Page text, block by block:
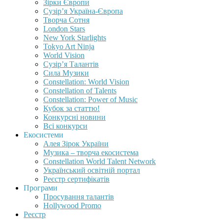
Зірки Європи
Сузір’я Україна-Європа
Творча Сотня
London Stars
New York Starlights
Tokyo Art Ninja
World Vision
Сузір’я Талантів
Сила Музики
Constellation: World Vision
Constellation of Talents
Constellation: Power of Music
Кубок за статтю!
Конкурсні новини
Всі конкурси
Екосистеми
Алея Зірок України
Музика – творча екосистема
Constellation World Talent Network
Український освітній портал
Реєстр сертифікатів
Програми
Просування талантів
Hollywood Promo
Реєстр